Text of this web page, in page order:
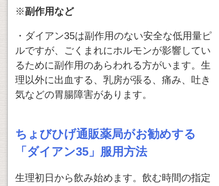
※副作用など
・ダイアン35は副作用のない安全な低用量ピ
ルですが、ごくまれにホルモンが影響してい
るために副作用のあらわれる方がいます。生
理以外に出血する、乳房が張る、痛み、吐き
気などの胃腸障害があります。
ちょびひげ通販薬局がお勧めする
「ダイアン35」服用方法
生理初日から飲み始めます。飲む時間の指定